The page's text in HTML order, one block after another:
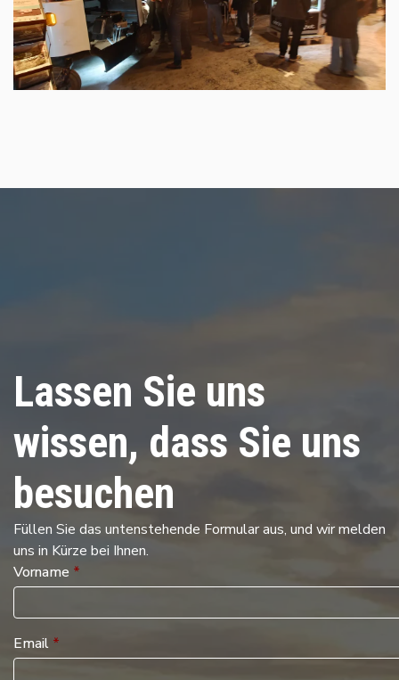
Lassen Sie uns
wissen, dass Sie uns
besuchen
Füllen Sie das untenstehende Formular aus, und wir melden
uns in Kürze bei Ihnen.
Vorname *
Email *